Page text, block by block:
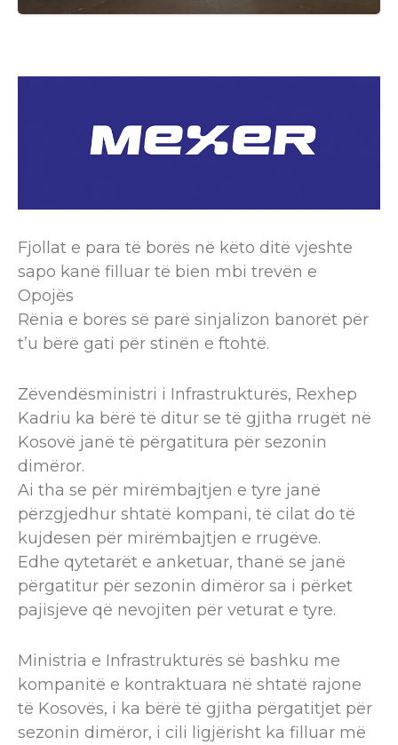
Fjollat e para të borës në këto ditë vjeshte
sapo kanë filluar të bien mbi trevën e
Opojës
Rënia e borës së parë sinjalizon banorët për
t’u bërë gati për stinën e ftohtë.
Zëvendësministri i Infrastrukturës, Rexhep
Kadriu ka bërë të ditur se të gjitha rrugët në
Kosovë janë të përgatitura për sezonin
dimëror.
Ai tha se për mirëmbajtjen e tyre janë
përzgjedhur shtatë kompani, të cilat do të
kujdesen për mirëmbajtjen e rrugëve.
Edhe qytetarët e anketuar, thanë se janë
përgatitur për sezonin dimëror sa i përket
pajisjeve që nevojiten për veturat e tyre.
Ministria e Infrastrukturës së bashku me
kompanitë e kontraktuara në shtatë rajone
të Kosovës, i ka bërë të gjitha përgatitjet për
sezonin dimëror, i cili ligjërisht ka filluar më